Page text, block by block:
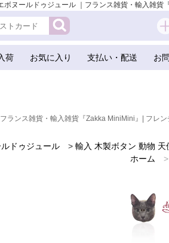
ヌールドゥジュール ｜フランス雑貨・輸入雑
荷 お気に入り 支払い・配送 お
フランス雑貨・輸入雑貨『Zakka MiniMini』| フレ
ドゥジュール > 輸入 木製ボタン 動物 天
ホーム
>
ネコ 猫 モチ
ンス輸入ボタン アトリエ・ボヌール・ドゥ・
>
かわ